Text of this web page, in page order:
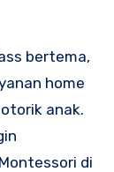
bertema,
home
anak.
di